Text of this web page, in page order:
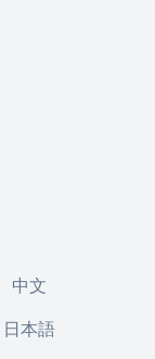
中文
日本語